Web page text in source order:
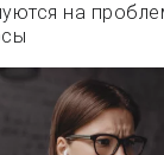
на